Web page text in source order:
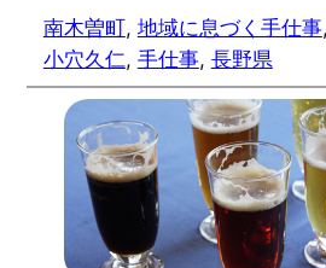
南木曽町, 地域に息づく手仕事,
小穴久仁, 手仕事, 長野県